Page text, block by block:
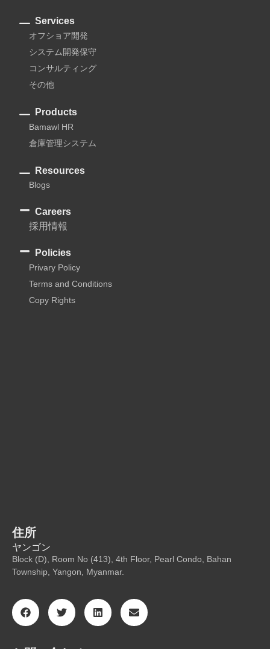
Services
オフショア開発
システム開発保守
コンサルティング
その他
Products
Bamawl HR
倉庫管理システム
Resources
Blogs
Careers
採用情報
Policies
Privary Policy
Terms and Conditions
Copy Rights
住所
ヤンゴン
Block (D), Room No (413), 4th Floor, Pearl Condo, Bahan
Township, Yangon, Myanmar.